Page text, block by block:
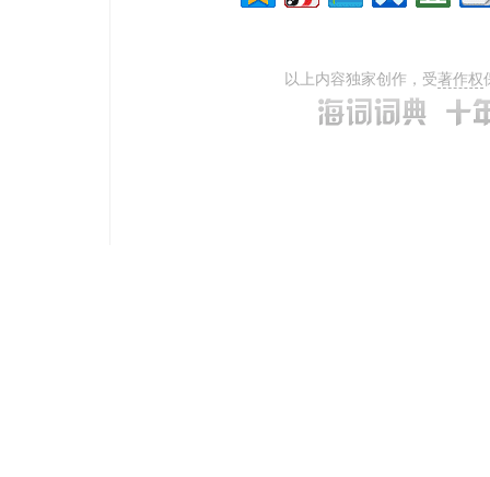
以上内容独家创作，受著作权